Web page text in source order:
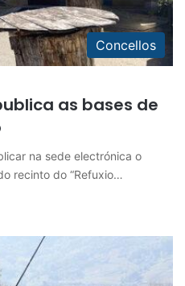
Concellos
as bases de
na sede electrónica o
recinto do “Refuxio…